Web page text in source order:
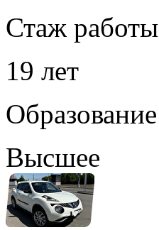
Стаж работы
19 лет
Образование
Высшее